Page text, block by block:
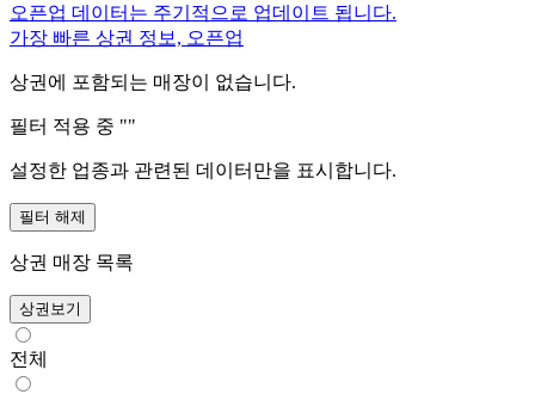
오픈업 데이터는 주기적으로 업데이트 됩니다.
가장 빠른 상권 정보, 오픈업
상권에 포함되는 매장이 없습니다.
필터 적용 중 ""
설정한 업종과 관련된 데이터만을 표시합니다.
필터 해제
상권 매장 목록
상권보기
전체